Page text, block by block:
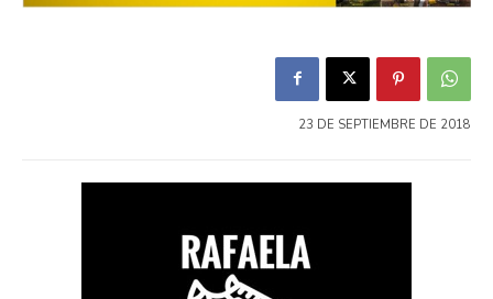
23 DE SEPTIEMBRE DE 2018